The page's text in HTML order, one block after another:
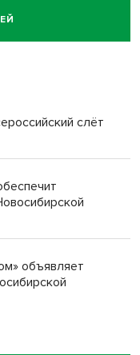
за смерть
слёт
объявляет